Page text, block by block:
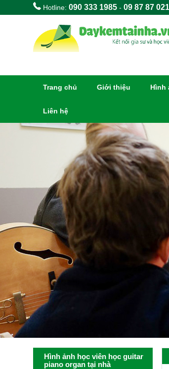
Hotline:090 333 1985 -09 87 87
Trang chủ Giới thiệu Hình
Liên hệ
Hình ảnh học viên học guitar
piano organ tại nhà